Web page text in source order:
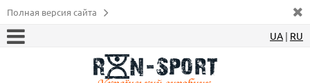
Полная версия сайта
UA | RU